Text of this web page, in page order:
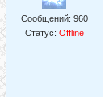
Сообщений: 960
Статус: Offline